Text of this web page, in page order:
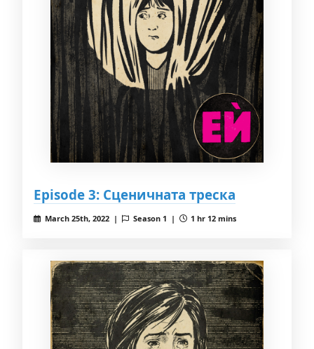
Episode 3: Сценичната треска
March 25th, 2022 | Season 1 | 1 hr 12 mins